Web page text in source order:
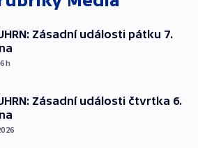
Zásadní události pátku 7.
h
Zásadní události čtvrtka 6.